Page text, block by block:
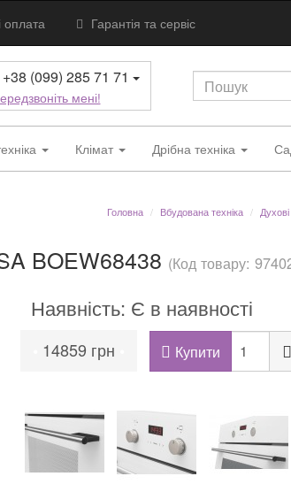
оплата Гарантія та сервіс
+38 (099) 285 71 71
мені!
Клімат Дрібна техніка
Головна Вбудована техніка
BOEW68438 (Код товару:
Наявність: Є в наявності
14859 грн Купити